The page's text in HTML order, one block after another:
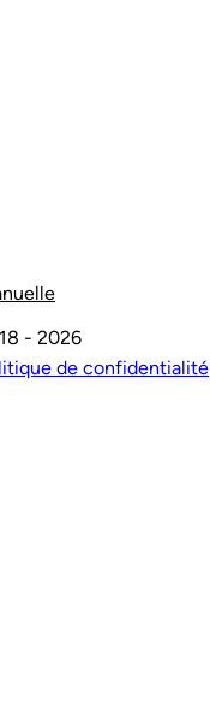
- 2026
de confidentialité